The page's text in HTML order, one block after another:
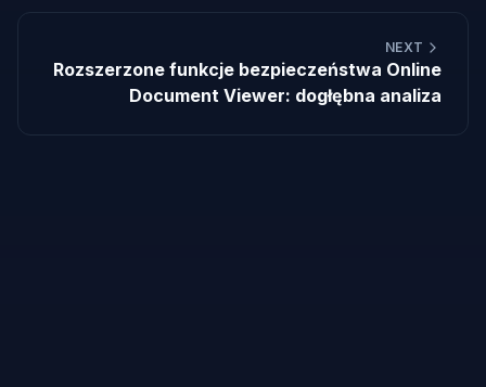
NEXT
Rozszerzone funkcje bezpieczeństwa Online
Document Viewer: dogłębna analiza